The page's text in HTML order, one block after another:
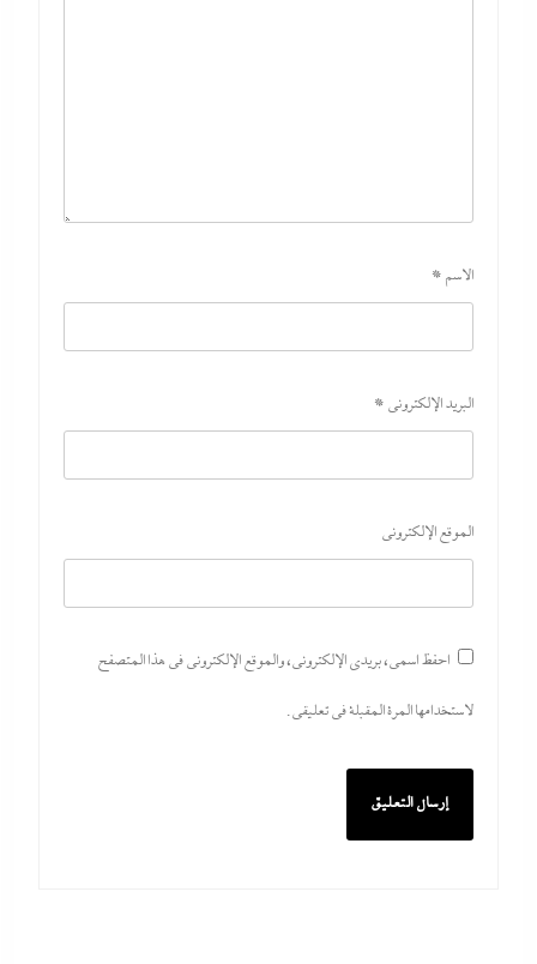
الاسم *
البريد الإلكتروني *
الموقع الإلكتروني
احفظ اسمي، بريدي الإلكتروني، والموقع الإلكتروني في هذا المتصفح
لاستخدامها المرة المقبلة في تعليقي.